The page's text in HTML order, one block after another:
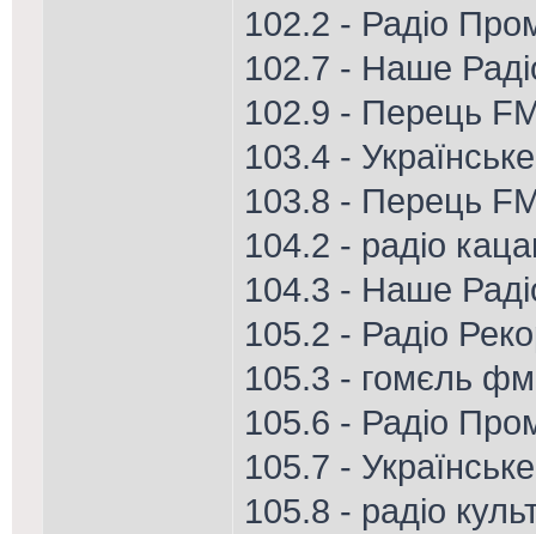
102.2 - Радіо
102.7 - Наше
102.9 - Перець
103.4 -
103.8 - Перець
104.2 - радіо
104.3 - Наше
105.2 - Радіо
105.3 - гомєль
105.6 - Радіо
105.7 -
105.8 - радіо